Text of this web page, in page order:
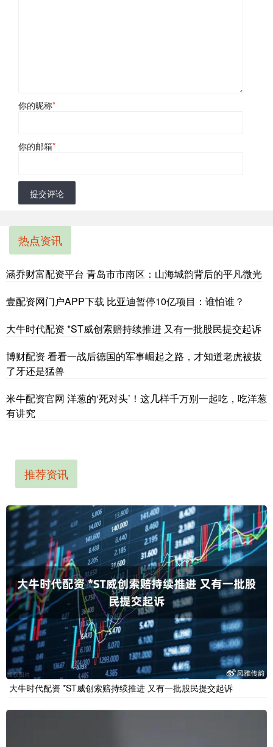
你的昵称*
你的邮箱*
提交评论
热点资讯
涵乔财富配资平台 青岛市市南区：山海城韵背后的平凡微光
壹配资网门户APP下载 比亚迪暂停10亿项目：谁怕谁？
大牛时代配资 *ST威创索赔持续推进 又有一批股民提交起诉
博财配资 看看一战后德国的军事崛起之路，才知道老虎被拔
了牙还是猛兽
米牛配资官网 洋葱的‘死对头’！这几样千万别一起吃，吃洋葱
有讲究
推荐资讯
大牛时代配资 *ST威创索赔持续推进 又有一批股民提交起诉